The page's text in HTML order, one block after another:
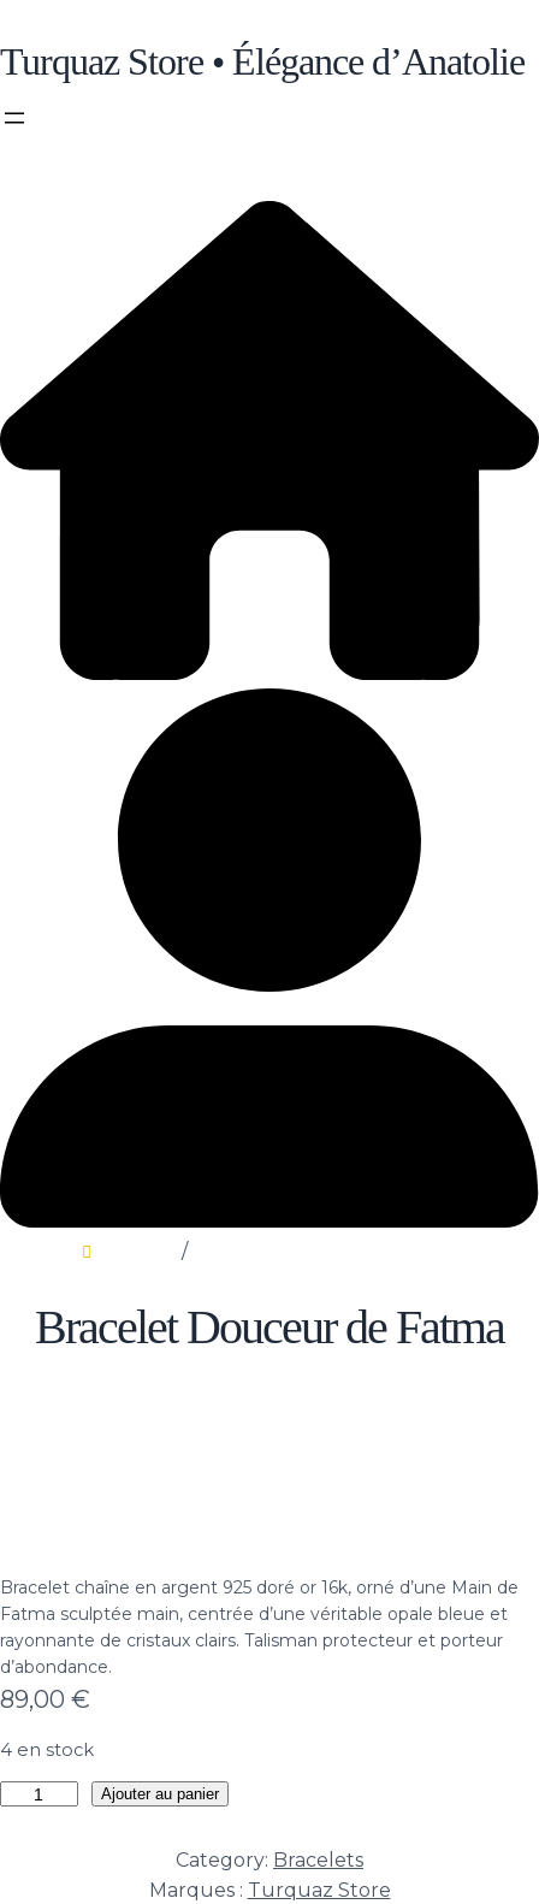
Turquaz Store • Élégance d’Anatolie
/Bracelet Douceur de Fatma
Bracelet Douceur de Fatma
Bracelet chaîne en argent 925 doré or 16k, orné d’une Main de
Fatma sculptée main, centrée d’une véritable opale bleue et
rayonnante de cristaux clairs. Talisman protecteur et porteur
d’abondance.
89,00 €
4 en stock
quantité
Ajouter au panier
Category: Bracelets
Marques : Turquaz Store